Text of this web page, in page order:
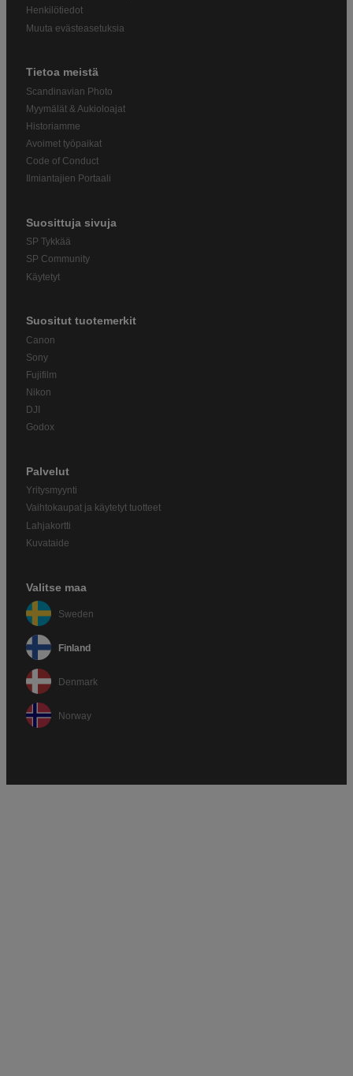
Henkilötiedot
Muuta evästeasetuksia
Tietoa meistä
Scandinavian Photo
Myymälät & Aukioloajat
Historiamme
Avoimet työpaikat
Code of Conduct
Ilmiantajien Portaali
Suosittuja sivuja
SP Tykkää
SP Community
Käytetyt
Suositut tuotemerkit
Canon
Sony
Fujifilm
Nikon
DJI
Godox
Palvelut
Yritysmyynti
Vaihtokaupat ja käytetyt tuotteet
Lahjakortti
Kuvataide
Valitse maa
Sweden
Finland
Denmark
Norway